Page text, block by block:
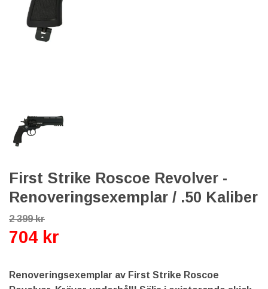
First Strike Roscoe Revolver -
Renoveringsexemplar / .50 Kaliber
2 399 kr
704 kr
Renoveringsexemplar av First Strike Roscoe